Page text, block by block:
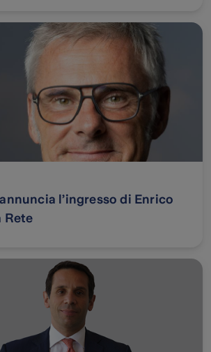
l’ingresso di Enrico
Rete